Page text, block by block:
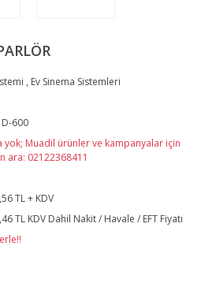
, Ev Sinema Sistemleri
D-600
yok; Muadil ürünler ve kampanyalar için
ara: 02122368411
TL + KDV
TL KDV Dahil Nakit / Havale / EFT Fiyatı